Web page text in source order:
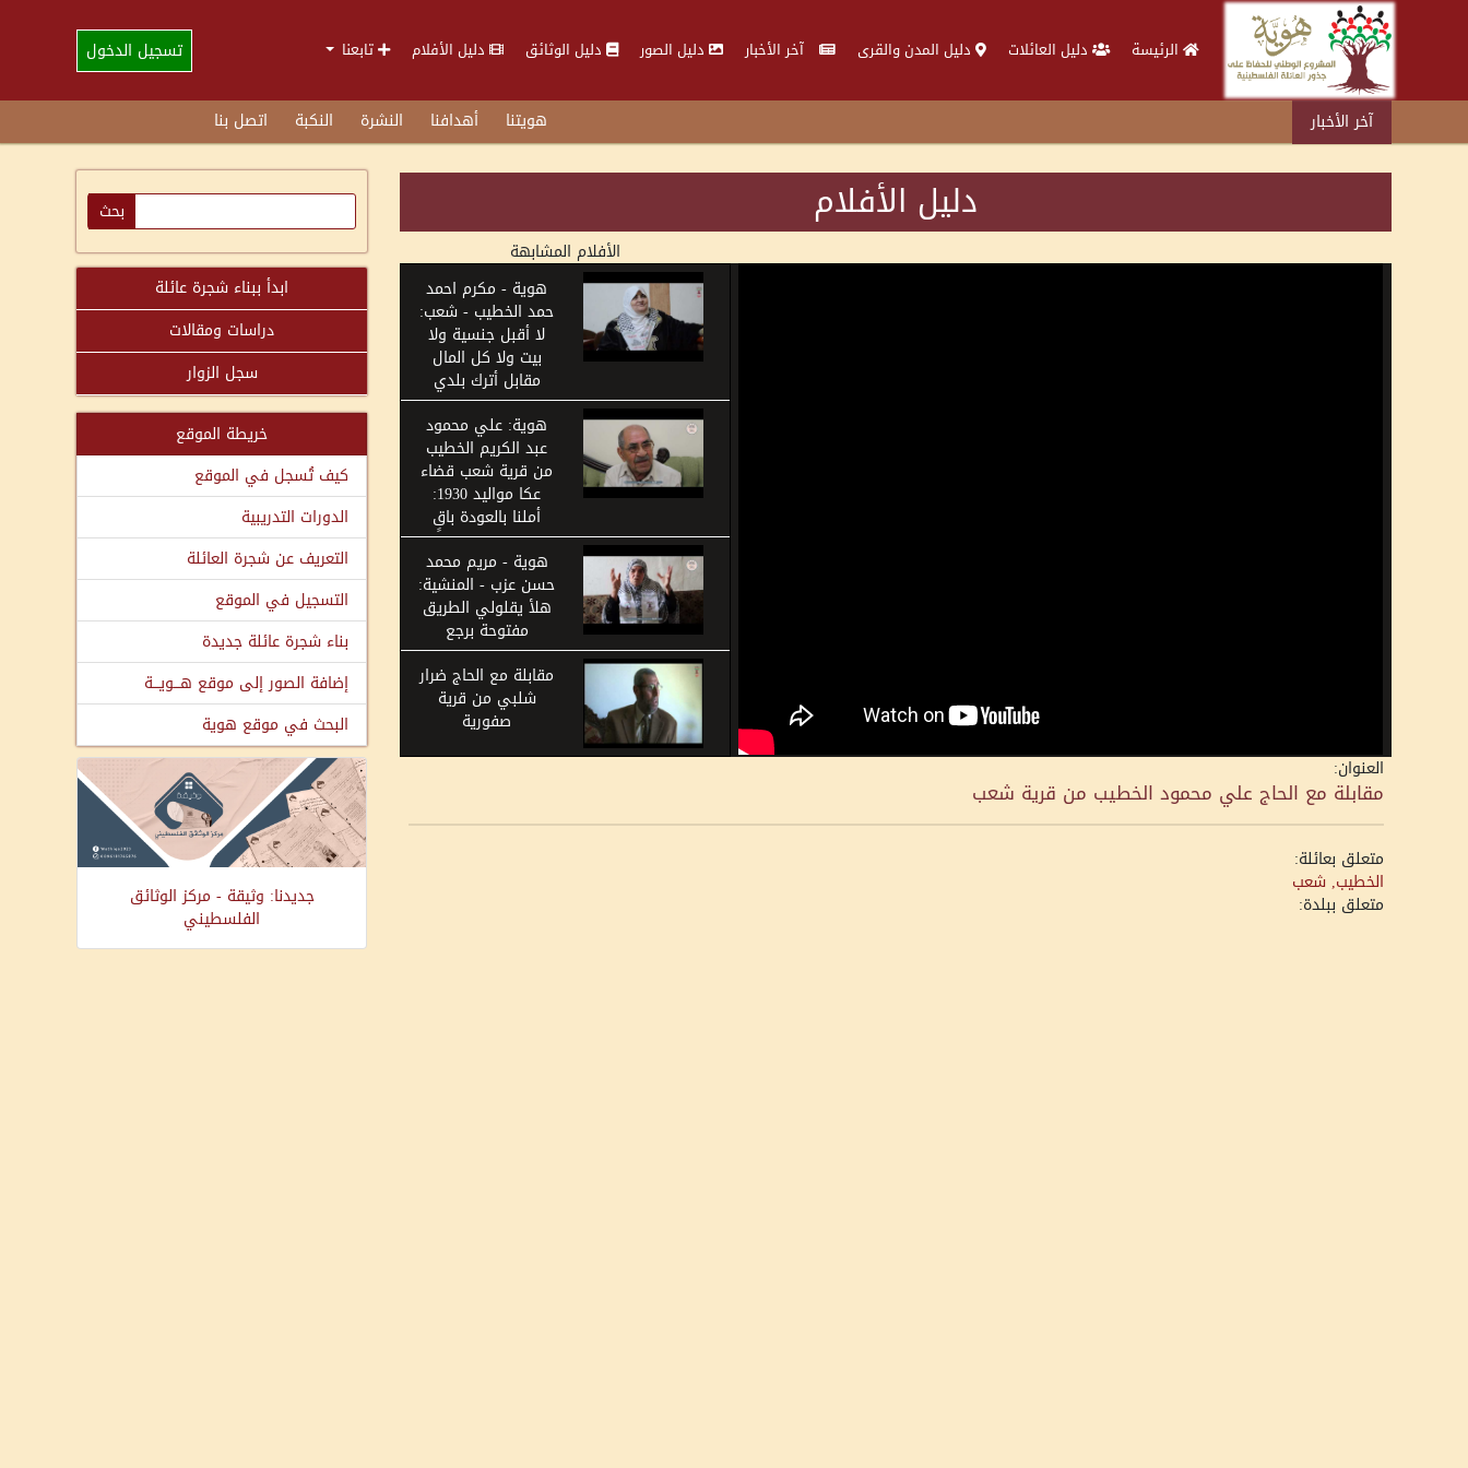
الرئيسة دليل العائلات دليل المدن والقرى آخر الأخبار دليل الصور دليل الوثائق دليل الأفلام تابعنا تسجيل الدخول
آخر الأخبار هويتنا أهدافنا النشرة النكبة اتصل بنا
دليل الأفلام
الأفلام المشابهة
هوية - مكرم احمد
حمد الخطيب - شعب:
لا أقبل جنسية ولا
بيت ولا كل المال
مقابل أترك بلدي
هوية: علي محمود
عبد الكريم الخطيب
من قرية شعب قضاء
عكا مواليد 1930:
أملنا بالعودة باقٍ
هوية - مريم محمد
حسن عزب - المنشية:
هلأ يقلولي الطريق
مفتوحة برجع
مقابلة مع الحاج ضرار
شلبي من قرية
صفورية
العنوان:
مقابلة مع الحاج علي محمود الخطيب من قرية شعب
متعلق بعائلة:
الخطيب, شعب
متعلق ببلدة:
ابدأ ببناء شجرة عائلة
دراسات ومقالات
سجل الزوار
خريطة الموقع
كيف تُسجل في الموقع
الدورات التدريبية
التعريف عن شجرة العائلة
التسجيل في الموقع
بناء شجرة عائلة جديدة
إضافة الصور إلى موقع هـــويـــة
البحث في موقع هوية
جديدنا: وثيقة - مركز الوثائق
الفلسطيني